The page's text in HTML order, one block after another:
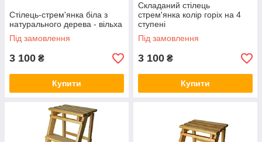
Стілець-стрем'янка біла з
натурального дерева - вільха
Під замовлення
3 100 ₴
Купити
Складаний стілець
стрем'янка колір горіх на 4
ступені
Під замовлення
3 100 ₴
Купити